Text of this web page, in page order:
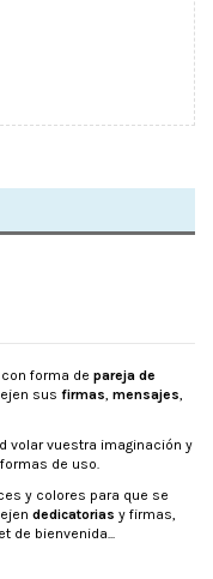
con forma de pareja de
sus firmas, mensajes,
volar vuestra imaginación y
de uso.
y colores para que se
dedicatorias y firmas,
bienvenida...